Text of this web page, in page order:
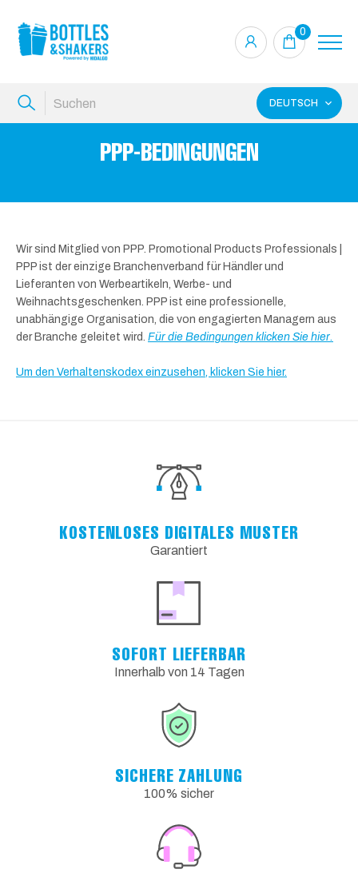
0
DEUTSCH
PPP-BEDINGUNGEN
Wir sind Mitglied von PPP. Promotional Products Professionals |
PPP ist der einzige Branchenverband für Händler und
Lieferanten von Werbeartikeln, Werbe- und
Weihnachtsgeschenken. PPP ist eine professionelle,
unabhängige Organisation, die von engagierten Managern aus
der Branche geleitet wird. Für die Bedingungen klicken Sie hier.
Um den Verhaltenskodex einzusehen, klicken Sie hier.
KOSTENLOSES DIGITALES MUSTER
Garantiert
SOFORT LIEFERBAR
Innerhalb von 14 Tagen
SICHERE ZAHLUNG
100% sicher